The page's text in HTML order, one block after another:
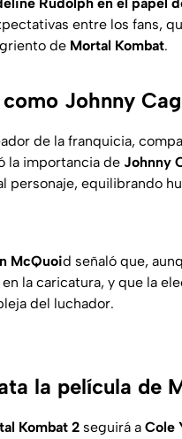
entre los fans,
de Mortal Kombat.
Johnny
de la franquicia,
la importancia de Johnny
personaje, equilibrando
McQuoid señaló que,
la caricatura, y que la
del luchador.
la película de
Kombat 2 seguirá a Cole